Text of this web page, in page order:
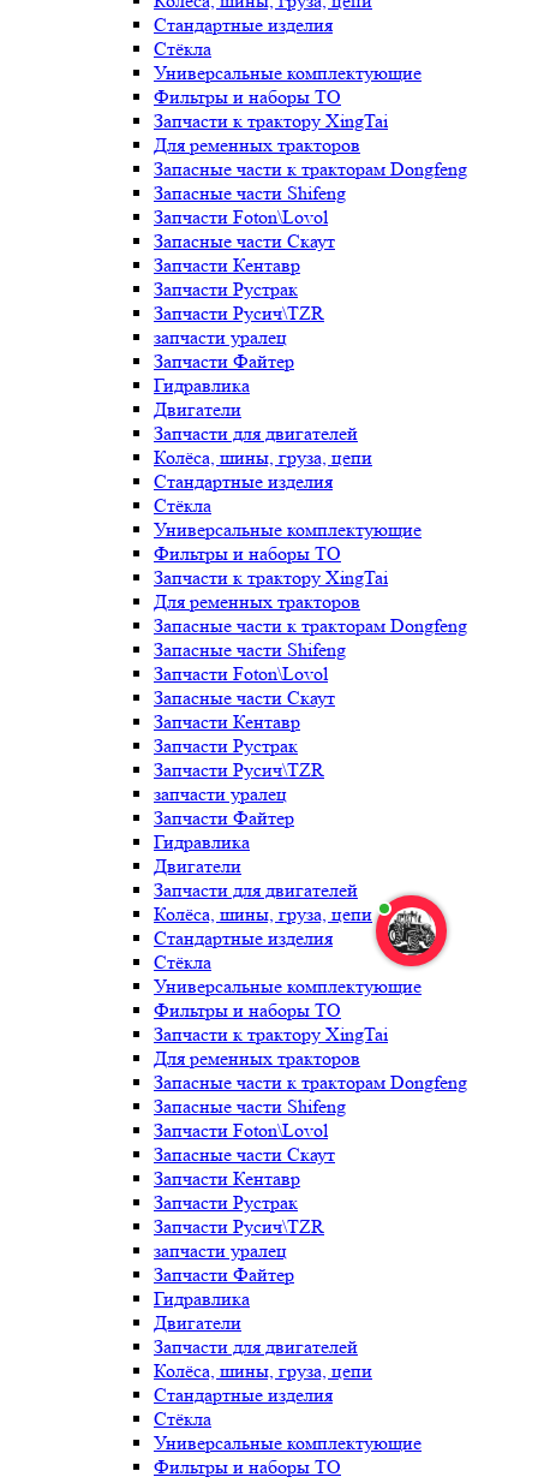
Стандартные изделия
Стёкла
Универсальные комплектующие
Фильтры и наборы ТО
Запчасти к трактору XingTai
Для ременных тракторов
Запасные части к тракторам Dongfeng
Запасные части Shifeng
Запчасти Foton\Lovol
Запасные части Скаут
Запчасти Кентавр
Запчасти Рустрак
Запчасти Русич\TZR
запчасти уралец
Запчасти Файтер
Гидравлика
Двигатели
Запчасти для двигателей
Колёса, шины, груза, цепи
Стандартные изделия
Стёкла
Универсальные комплектующие
Фильтры и наборы ТО
Запчасти к трактору XingTai
Для ременных тракторов
Запасные части к тракторам Dongfeng
Запасные части Shifeng
Запчасти Foton\Lovol
Запасные части Скаут
Запчасти Кентавр
Запчасти Рустрак
Запчасти Русич\TZR
запчасти уралец
Запчасти Файтер
Гидравлика
Двигатели
Запчасти для двигателей
Колёса, шины, груза, цепи
Стандартные изделия
Стёкла
Универсальные комплектующие
Фильтры и наборы ТО
Запчасти к трактору XingTai
Для ременных тракторов
Запасные части к тракторам Dongfeng
Запасные части Shifeng
Запчасти Foton\Lovol
Запасные части Скаут
Запчасти Кентавр
Запчасти Рустрак
Запчасти Русич\TZR
запчасти уралец
Запчасти Файтер
Гидравлика
Двигатели
Запчасти для двигателей
Колёса, шины, груза, цепи
Стандартные изделия
Стёкла
Универсальные комплектующие
Фильтры и наборы ТО